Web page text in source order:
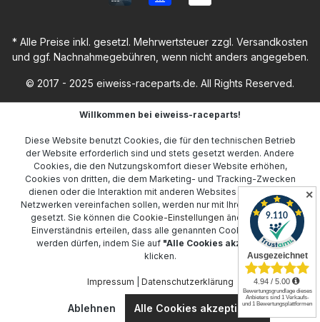
* Alle Preise inkl. gesetzl. Mehrwertsteuer zzgl. Versandkosten
und ggf. Nachnahmegebühren, wenn nicht anders angegeben.
© 2017 - 2025 eiweiss-raceparts.de. All Rights Reserved.
Willkommen bei eiweiss-raceparts!
Diese Website benutzt Cookies, die für den technischen Betrieb
der Website erforderlich sind und stets gesetzt werden. Andere
Cookies, die den Nutzungskomfort dieser Website erhöhen,
Cookies von dritten, die dem Marketing- und Tracking-Zwecken
dienen oder die Interaktion mit anderen Websites und sozialen
Netzwerken vereinfachen sollen, werden nur mit Ihrer Zustimmung
gesetzt. Sie können die Cookie-Einstellungen ändern oder Ihr
Einverständnis erteilen, dass alle genannten Cookies gesetzt
werden dürfen, indem Sie auf "Alle Cookies akzeptieren"
klicken.
Impressum Datenschutzerklärung
Ablehnen Alle Cookies akzeptieren
✕